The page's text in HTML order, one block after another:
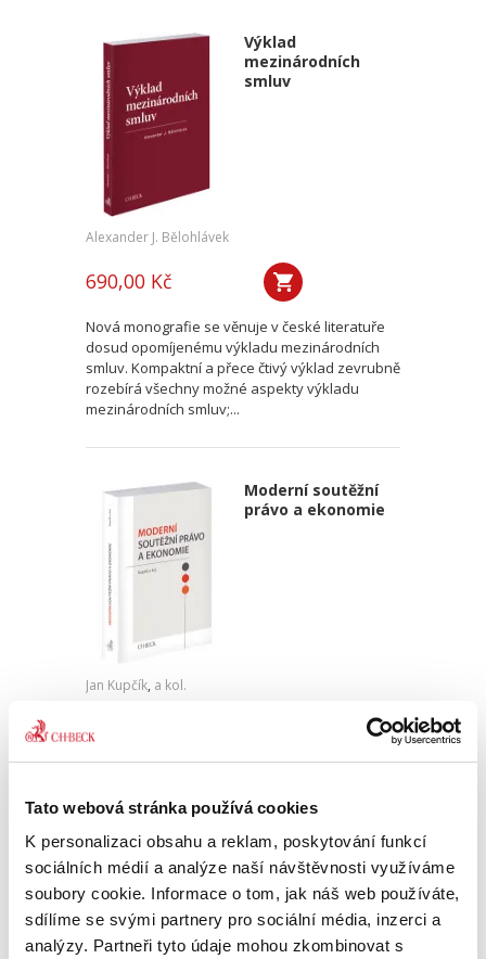
Tato webová stránka používá cookies
K personalizaci obsahu a reklam, poskytování funkcí
sociálních médií a analýze naší návštěvnosti využíváme
soubory cookie. Informace o tom, jak náš web používáte,
sdílíme se svými partnery pro sociální média, inzerci a
analýzy. Partneři tyto údaje mohou zkombinovat s
Výklad
mezinárodních
smluv
Alexander J. Bělohlávek
690,00 Kč
Nová monografie se věnuje v české literatuře
dosud opomíjenému výkladu mezinárodních
smluv. Kompaktní a přece čtivý výklad zevrubně
rozebírá všechny možné aspekty výkladu
mezinárodních smluv;...
Moderní soutěžní
právo a ekonomie
Jan Kupčík, a kol.
1 490,00 Kč
zásadní otázky dneška v oblasti hospodářské
soutěže. Kniha přináší komplexní a detailní
rozbor témat, na která...
Zánik odpovědnosti